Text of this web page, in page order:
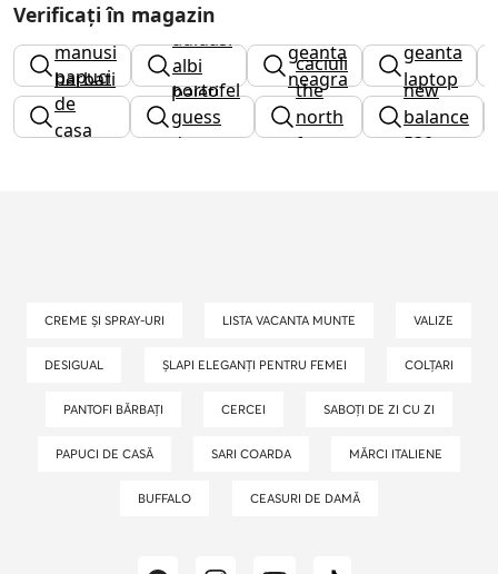
Verificați în magazin
manusi
barbati
adidasi
albi
baieti
geanta
neagra
geanta
laptop
papuci
de
casa
portofel
guess
dama
caciuli
the
north
face
new
balance
530
CREME ȘI SPRAY-URI LISTA VACANTA MUNTE VALIZE
DESIGUAL ȘLAPI ELEGANȚI PENTRU FEMEI COLȚARI
PANTOFI BĂRBAȚI CERCEI SABOȚI DE ZI CU ZI
PAPUCI DE CASĂ SARI COARDA MĂRCI ITALIENE
BUFFALO CEASURI DE DAMĂ